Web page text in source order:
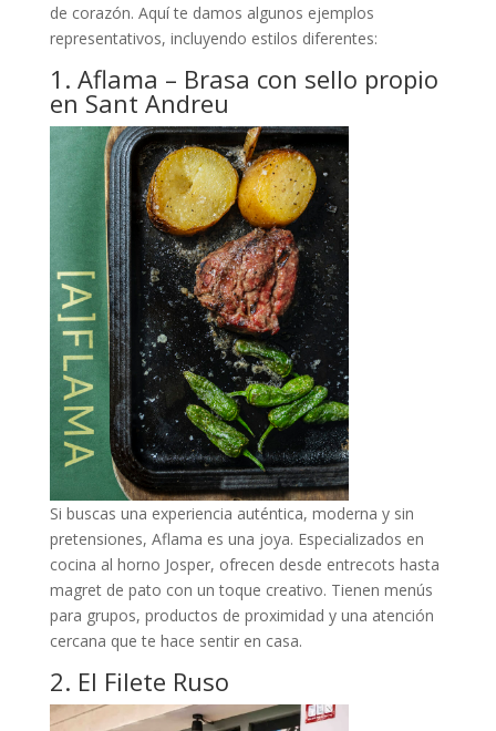
de corazón. Aquí te damos algunos ejemplos
representativos, incluyendo estilos diferentes:
1. Aflama – Brasa con sello propio
en Sant Andreu
Si buscas una experiencia auténtica, moderna y sin
pretensiones, Aflama es una joya. Especializados en
cocina al horno Josper, ofrecen desde entrecots hasta
magret de pato con un toque creativo. Tienen menús
para grupos, productos de proximidad y una atención
cercana que te hace sentir en casa.
2. El Filete Ruso